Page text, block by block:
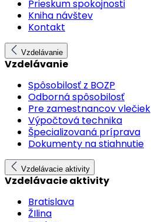
Prieskum spokojnosti
Kniha návštev
Kontakt
Vzdelávanie
Vzdelávanie
Spôsobilosť z BOZP
Odborná spôsobilosť
Pre zamestnancov vlečiek
Výpočtová technika
Špecializovaná príprava
Dokumenty na stiahnutie
Vzdelávacie aktivity
Vzdelávacie aktivity
Bratislava
ŽIlina